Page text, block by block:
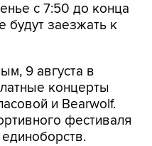
с 7:50 до конца
будут заезжать к
9 августа в
концерты
и Bearwolf.
фестиваля